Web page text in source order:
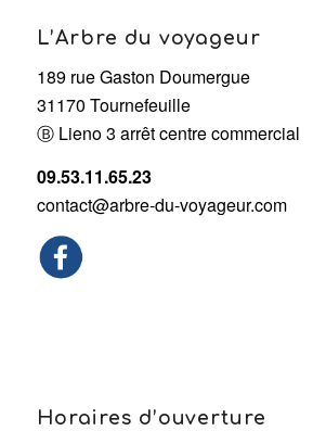
L’Arbre du voyageur
189 rue Gaston Doumergue
31170 Tournefeuille
Ⓑ Lieno 3 arrêt centre commercial
09.53.11.65.23
contact@arbre-du-voyageur.com
Horaires d’ouverture